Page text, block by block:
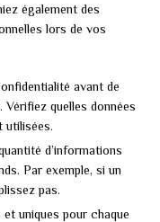
également des
lors de vos
avant de
quelles données
utilisées.
d’informations
Par exemple, si un
pas.
uniques pour chaque